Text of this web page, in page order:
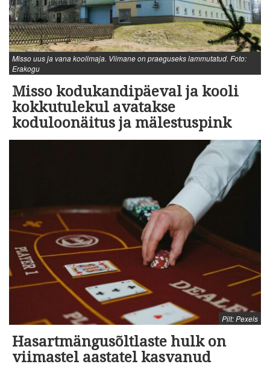
Misso uus ja vana koolimaja. Viimane on praeguseks lammutatud. Foto:
Erakogu
Misso kodukandipäeval ja kooli
kokkutulekul avatakse
koduloonäitus ja mälestuspink
Pilt: Pexels
Hasartmängusõltlaste hulk on
viimastel aastatel kasvanud